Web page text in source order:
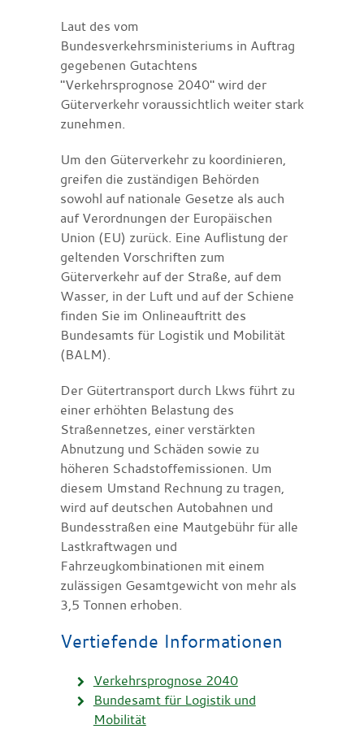
Laut des vom
Bundesverkehrsministeriums in Auftrag
gegebenen Gutachtens
"Verkehrsprognose 2040" wird der
Güterverkehr voraussichtlich weiter stark
zunehmen.
Um den Güterverkehr zu koordinieren,
greifen die zuständigen Behörden
sowohl auf nationale Gesetze als auch
auf Verordnungen der Europäischen
Union (EU) zurück. Eine Auflistung der
geltenden Vorschriften zum
Güterverkehr auf der Straße, auf dem
Wasser, in der Luft und auf der Schiene
finden Sie im Onlineauftritt des
Bundesamts für Logistik und Mobilität
(BALM).
Der Gütertransport durch Lkws führt zu
einer erhöhten Belastung des
Straßennetzes, einer verstärkten
Abnutzung und Schäden sowie zu
höheren Schadstoffemissionen. Um
diesem Umstand Rechnung zu tragen,
wird auf deutschen Autobahnen und
Bundesstraßen eine Mautgebühr für alle
Lastkraftwagen und
Fahrzeugkombinationen mit einem
zulässigen Gesamtgewicht von mehr als
3,5 Tonnen erhoben.
Vertiefende Informationen
Verkehrsprognose 2040
Bundesamt für Logistik und
Mobilität